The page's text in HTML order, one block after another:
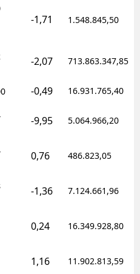
-1,71 1.548.845,50
-2,07 713.863.347,85
-0,49 16.931.765,40
-9,95 5.064.966,20
0,76 486.823,05
-1,36 7.124.661,96
0,24 16.349.928,80
1,16 11.902.813,59